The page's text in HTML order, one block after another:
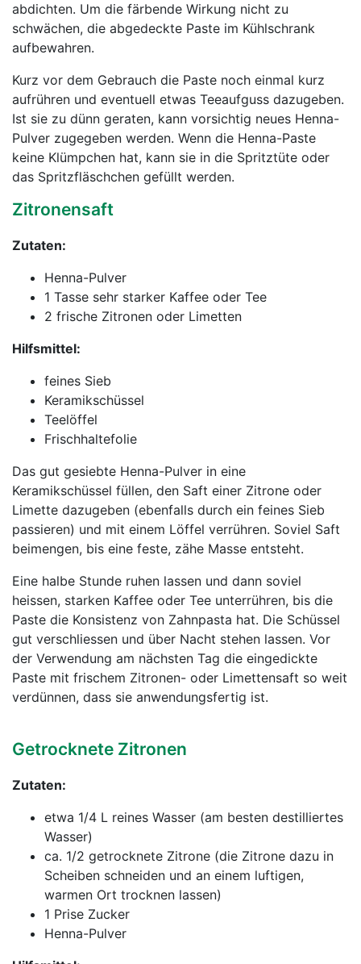
abdichten. Um die färbende Wirkung nicht zu
schwächen, die abgedeckte Paste im Kühlschrank
aufbewahren.
Kurz vor dem Gebrauch die Paste noch einmal kurz
aufrühren und eventuell etwas Teeaufguss dazugeben.
Ist sie zu dünn geraten, kann vorsichtig neues Henna-
Pulver zugegeben werden. Wenn die Henna-Paste
keine Klümpchen hat, kann sie in die Spritztüte oder
das Spritzfläschchen gefüllt werden.
Zitronensaft
Zutaten:
Henna-Pulver
1 Tasse sehr starker Kaffee oder Tee
2 frische Zitronen oder Limetten
Hilfsmittel:
feines Sieb
Keramikschüssel
Teelöffel
Frischhaltefolie
Das gut gesiebte Henna-Pulver in eine
Keramikschüssel füllen, den Saft einer Zitrone oder
Limette dazugeben (ebenfalls durch ein feines Sieb
passieren) und mit einem Löffel verrühren. Soviel Saft
beimengen, bis eine feste, zähe Masse entsteht.
Eine halbe Stunde ruhen lassen und dann soviel
heissen, starken Kaffee oder Tee unterrühren, bis die
Paste die Konsistenz von Zahnpasta hat. Die Schüssel
gut verschliessen und über Nacht stehen lassen. Vor
der Verwendung am nächsten Tag die eingedickte
Paste mit frischem Zitronen- oder Limettensaft so weit
verdünnen, dass sie anwendungsfertig ist.
Getrocknete Zitronen
Zutaten:
etwa 1/4 L reines Wasser (am besten destilliertes
Wasser)
ca. 1/2 getrocknete Zitrone (die Zitrone dazu in
Scheiben schneiden und an einem luftigen,
warmen Ort trocknen lassen)
1 Prise Zucker
Henna-Pulver